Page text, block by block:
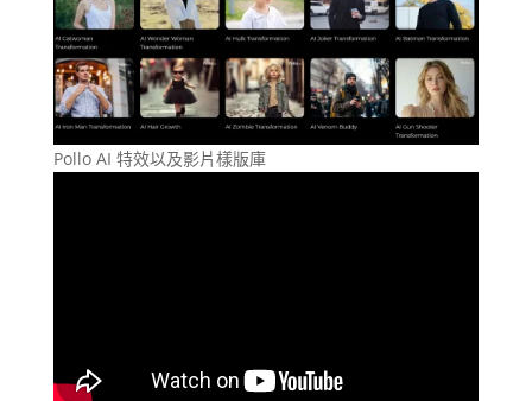
Pollo AI 特效以及影片樣版庫